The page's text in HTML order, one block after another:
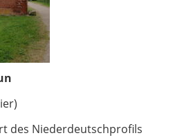
des Niederdeutschprofils